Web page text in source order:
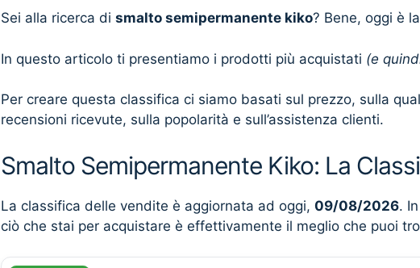
Sei alla ricerca di smalto semipermanente kiko? Bene, oggi è
In questo articolo ti presentiamo i prodotti più acquistati (e
Per creare questa classifica ci siamo basati sul prezzo, sulla
recensioni ricevute, sulla popolarità e sull’assistenza clienti.
Smalto Semipermanente Kiko: La
La classifica delle vendite è aggiornata ad oggi, 09/08/2026.
ciò che stai per acquistare è effettivamente il meglio che puoi